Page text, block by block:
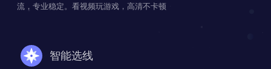
流，专业稳定。看视频玩游戏，高清不卡顿
智能选线